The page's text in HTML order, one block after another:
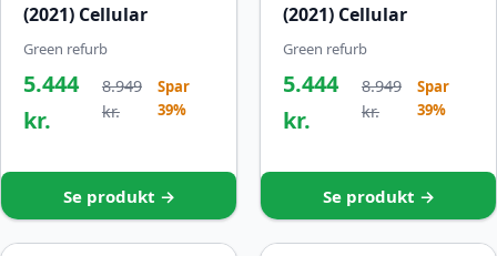
(2021) Cellular
Green refurb
5.444
kr.
8.949
kr.
Spar
39%
Se produkt →
(2021) Cellular
Green refurb
5.444
kr.
8.949
kr.
Spar
39%
Se produkt →